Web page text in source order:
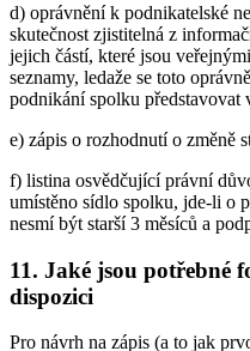
d) oprávnění k podnikatelské
skutečnost zjistitelná z
jejich částí, které jsou
seznamy, ledaže se toto
podnikání spolku představovat
e) zápis o rozhodnutí o změně
f) listina osvědčující právní
umístěno sídlo spolku, jde-li o
nesmí být starší 3 měsíců a
11. Jaké jsou potřebné
dispozici
Pro návrh na zápis (a to jak